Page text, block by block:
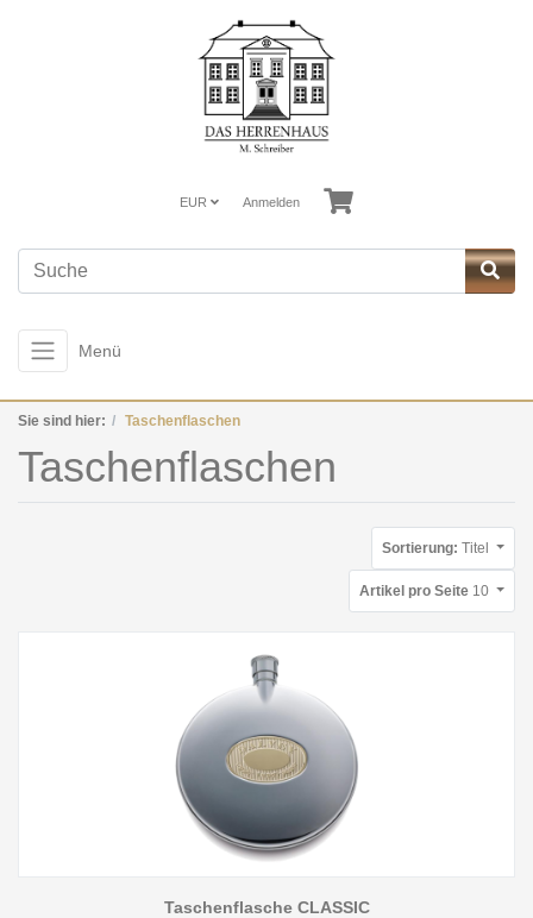
EUR Anmelden
Menü
Sie sind hier: Taschenflaschen
Taschenflaschen
Sortierung: Titel
Artikel pro Seite 10
Taschenflasche CLASSIC